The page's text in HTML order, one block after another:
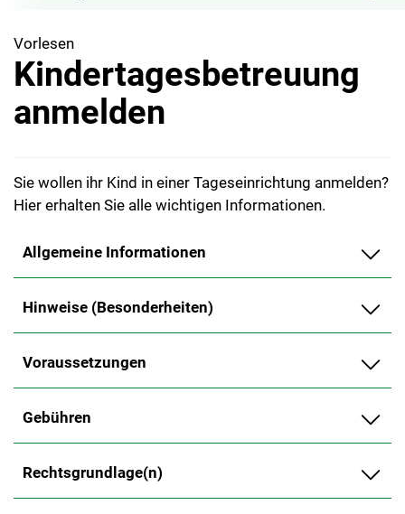
Vorlesen
Kindertagesbetreuung
anmelden
Sie wollen ihr Kind in einer Tageseinrichtung anmelden?
Hier erhalten Sie alle wichtigen Informationen.
Allgemeine Informationen
Hinweise (Besonderheiten)
Voraussetzungen
Gebühren
Rechtsgrundlage(n)